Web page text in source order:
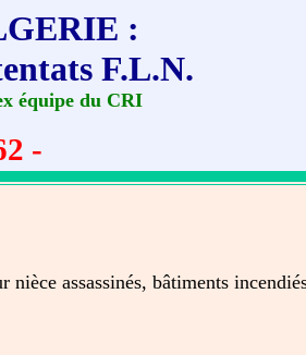
:
F.L.N.
équipe du CRI
-
assassinés, bâtiments